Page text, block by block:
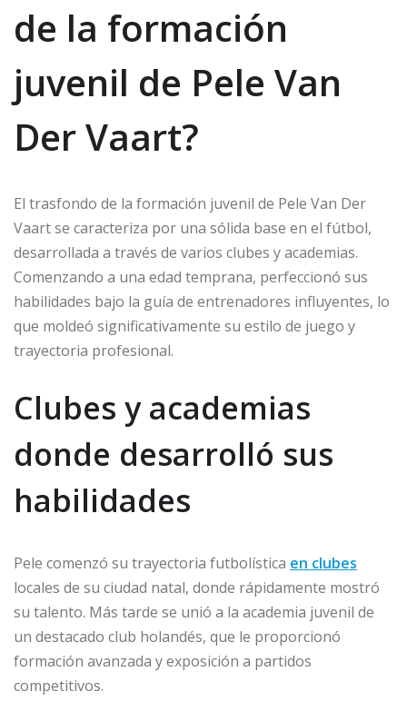
de la formación
juvenil de Pele Van
Der Vaart?
El trasfondo de la formación juvenil de Pele Van Der
Vaart se caracteriza por una sólida base en el fútbol,
desarrollada a través de varios clubes y academias.
Comenzando a una edad temprana, perfeccionó sus
habilidades bajo la guía de entrenadores influyentes, lo
que moldeó significativamente su estilo de juego y
trayectoria profesional.
Clubes y academias
donde desarrolló sus
habilidades
Pele comenzó su trayectoria futbolística en clubes
locales de su ciudad natal, donde rápidamente mostró
su talento. Más tarde se unió a la academia juvenil de
un destacado club holandés, que le proporcionó
formación avanzada y exposición a partidos
competitivos.